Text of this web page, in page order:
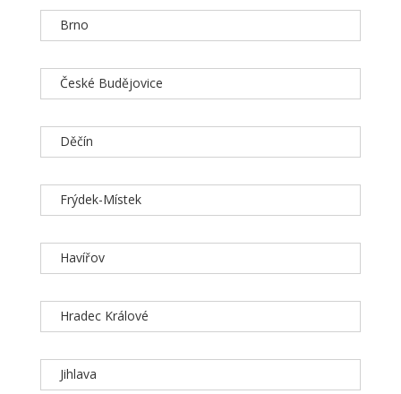
Brno
České Budějovice
Děčín
Frýdek-Místek
Havířov
Hradec Králové
Jihlava